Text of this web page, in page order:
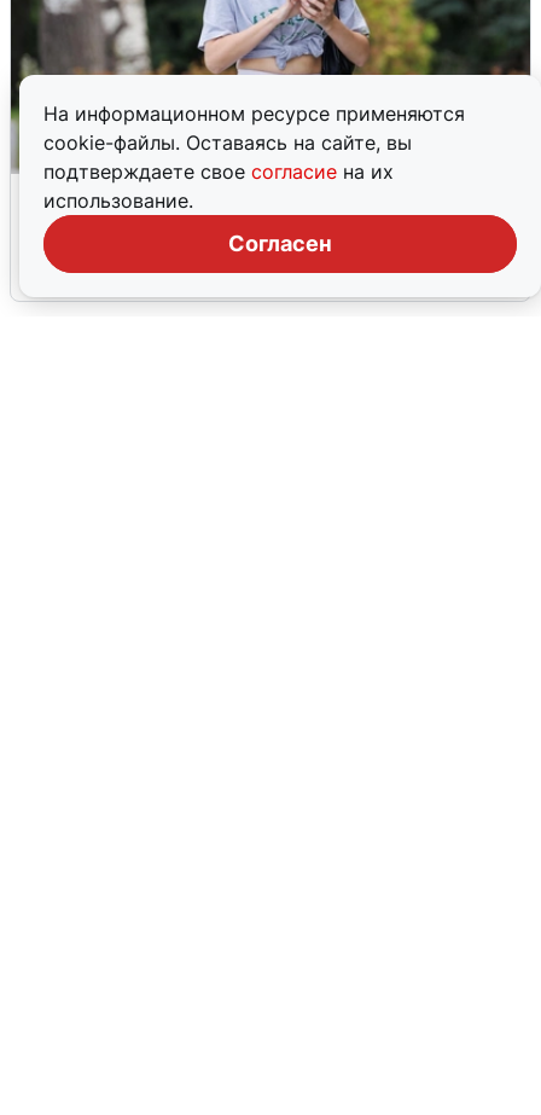
На информационном ресурсе применяются
cookie-файлы. Оставаясь на сайте, вы
подтверждаете свое согласие на их
использование.
Согласен
Волгоградцы остались без
мобильного интернета
6 августа 0